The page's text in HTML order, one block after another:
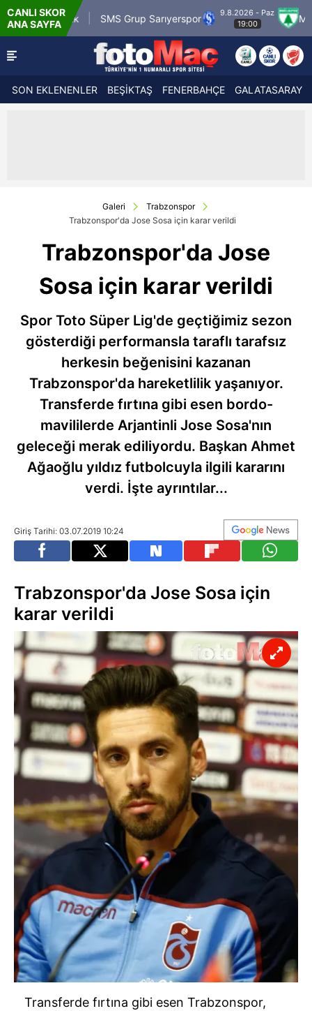
CANLI SKOR
ANA SAYFASMS Grup Sarıyerspor
9.8.2026 - Paz
19:00
Muğlaspor
SON EKLENENLER BEŞİKTAŞ FENERBAHÇE GALATASARAY
Galeri
Trabzonspor
Trabzonspor'da Jose Sosa için karar verildi
Trabzonspor'da Jose
Sosa için karar verildi
Spor Toto Süper Lig'de geçtiğimiz sezon
gösterdiği performansla taraflı tarafsız
herkesin beğenisini kazanan
Trabzonspor'da hareketlilik yaşanıyor.
Transferde fırtına gibi esen bordo-
mavililerde Arjantinli Jose Sosa'nın
geleceği merak ediliyordu. Başkan Ahmet
Ağaoğlu yıldız futbolcuyla ilgili kararını
verdi. İşte ayrıntılar...
Giriş Tarihi: 03.07.2019 10:24
Trabzonspor'da Jose Sosa için
karar verildi
Transferde fırtına gibi esen Trabzonspor,